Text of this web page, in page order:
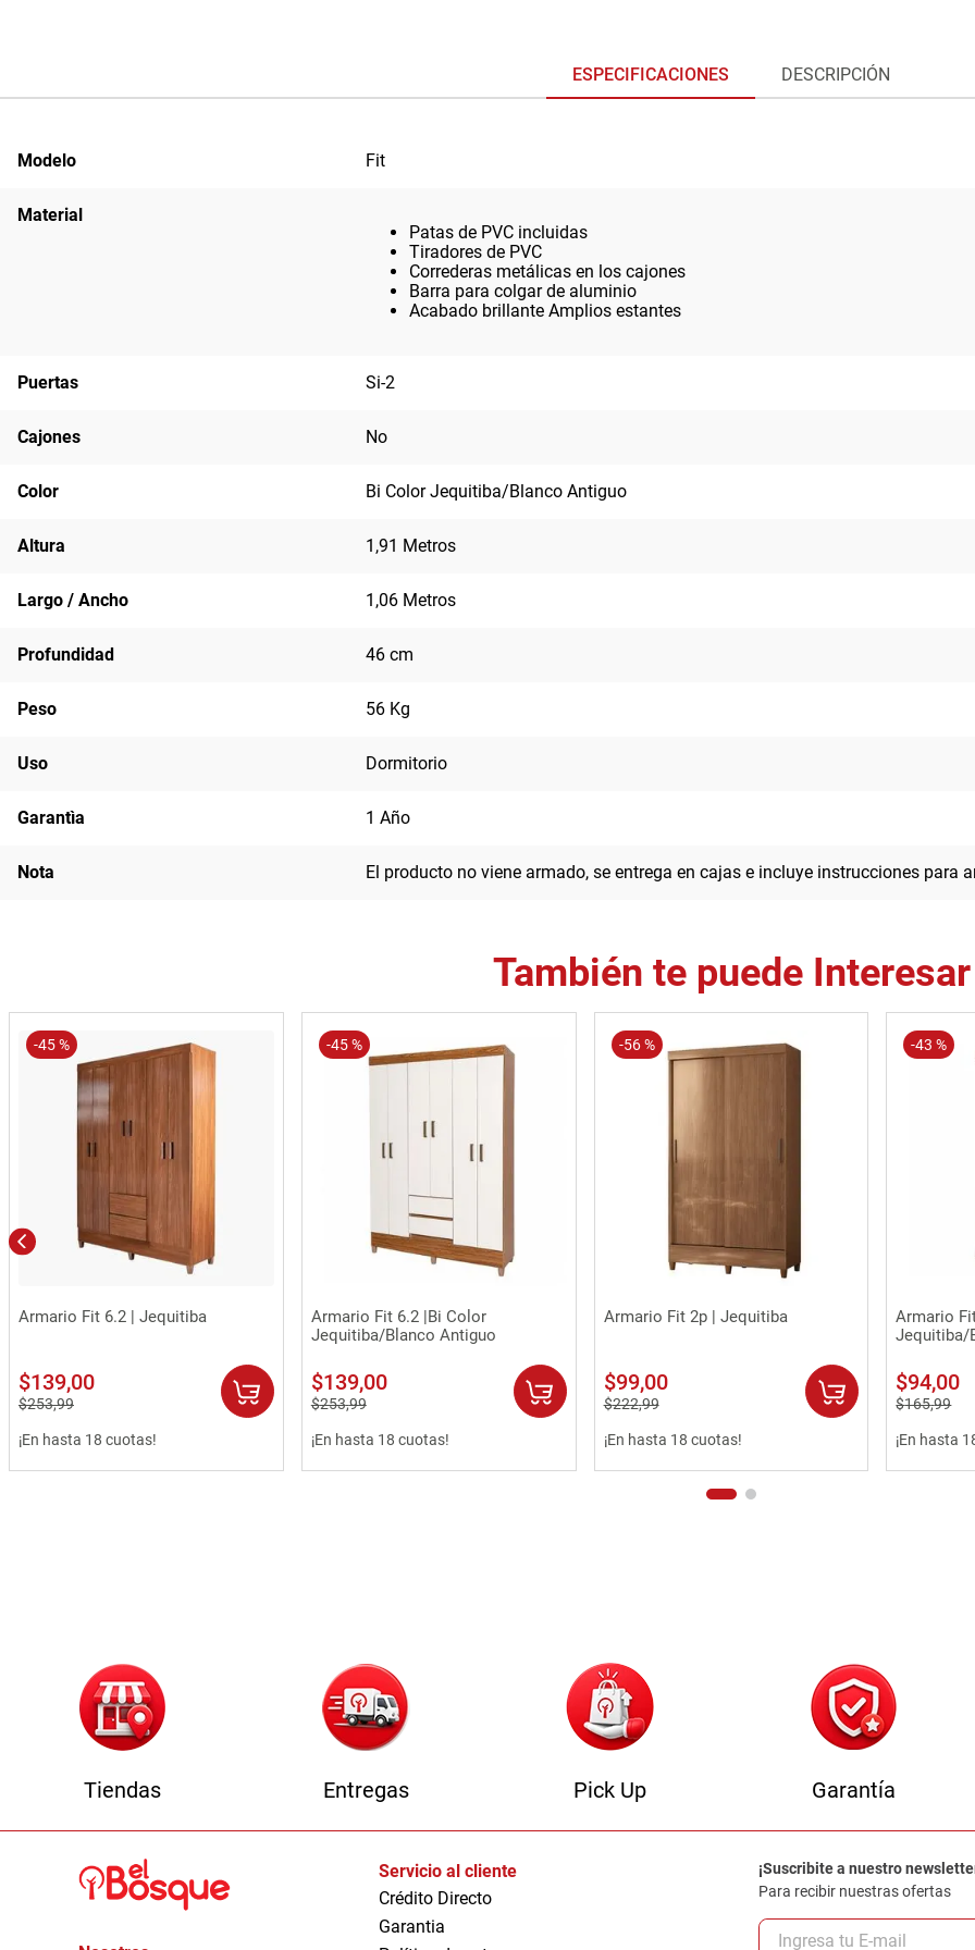
ESPECIFICACIONES DESCRIPCIÓN
Modelo Fit
Material
Patas de PVC incluidas
Tiradores de PVC
Correderas metálicas en los cajones
Barra para colgar de aluminio
Acabado brillante Amplios estantes
Puertas Si-2
Cajones No
Color Bi Color Jequitiba/Blanco Antiguo
Altura 1,91 Metros
Largo / Ancho 1,06 Metros
Profundidad 46 cm
Peso 56 Kg
Uso Dormitorio
Garantìa 1 Año
Nota El producto no viene armado, se entrega en cajas e incluye instrucciones para
También te puede Interesar
-45 %
Vista rápida
Armario Fit 6.2 | Jequitiba
$139,00
$253,99
¡En hasta 18 cuotas!
-45 %
Vista rápida
Armario Fit 6.2 |Bi Color
Jequitiba/Blanco Antiguo
$139,00
$253,99
¡En hasta 18 cuotas!
-56 %
Vista rápida
Armario Fit 2p | Jequitiba
$99,00
$222,99
¡En hasta 18 cuotas!
-43 %
Armario
Jequitiba/
$94,00
$165,99
¡En hasta
Tiendas Entregas Pick Up Garantía
Servicio al cliente
Crédito Directo
Garantia
¡Suscribite a nuestro
Para recibir nuestras ofertas